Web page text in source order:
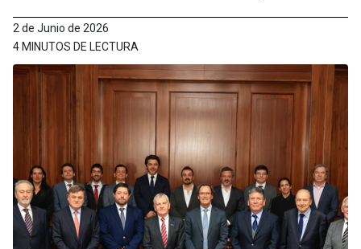
2 de Junio de 2026
4 MINUTOS DE LECTURA